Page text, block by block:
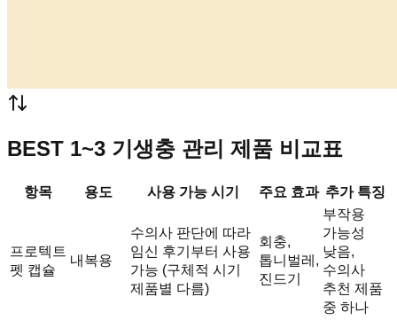
BEST 1~3 기생충 관리 제품 비교표
항목 용도 사용 가능 시기 주요 효과 추가 특징
프로텍트
펫 캡슐
내복용
수의사 판단에 따라
임신 후기부터 사용
가능 (구체적 시기
제품별 다름)
회충,
톱니벌레,
진드기
부작용
가능성
낮음,
수의사
추천 제품
중 하나